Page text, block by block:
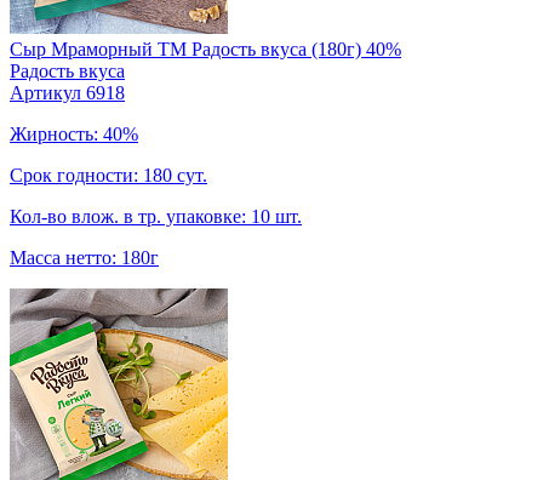
Сыр Мраморный TM Радость вкуса (180г) 40%
Радость вкуса
Артикул 6918
Жирность: 40%
Срок годности: 180 сут.
Кол-во влож. в тр. упаковке: 10 шт.
Масса нетто: 180г